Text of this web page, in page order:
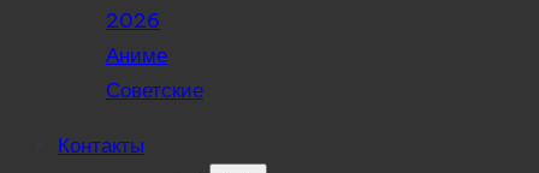
2026
Аниме
Советские
Контакты